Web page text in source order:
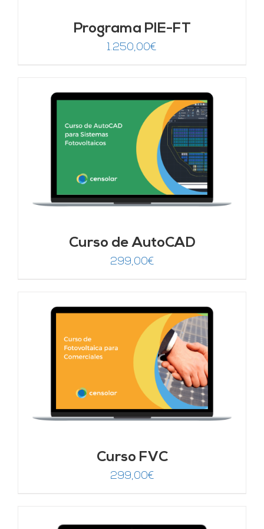
Programa PIE-FT
1.250,00€
Curso de AutoCAD
299,00€
Curso FVC
299,00€